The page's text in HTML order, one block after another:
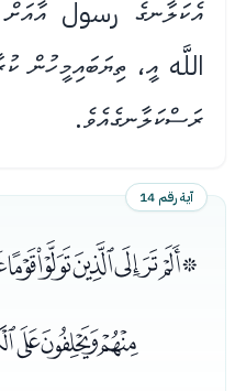
އެކަލާނގެ رسول
اللَّه އީ، ތިޔަބައިމީހުން
ރަސްކަލާނގެއެވެ.
آية رقم 14